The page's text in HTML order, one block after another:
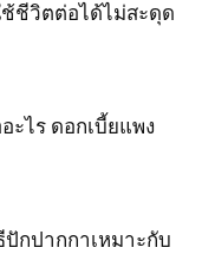
ชีวิตต่อได้ไม่สะดุด
ะไร ดอกเบี้ยแพง
กปากกาเหมาะกับ